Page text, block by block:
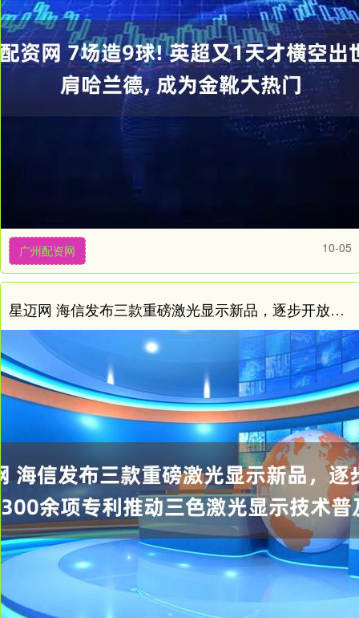
广州配资网 10-05
星迈网 海信发布三款重磅激光显示新品，逐步开放1300余项专利推动三色激光显示技术普及